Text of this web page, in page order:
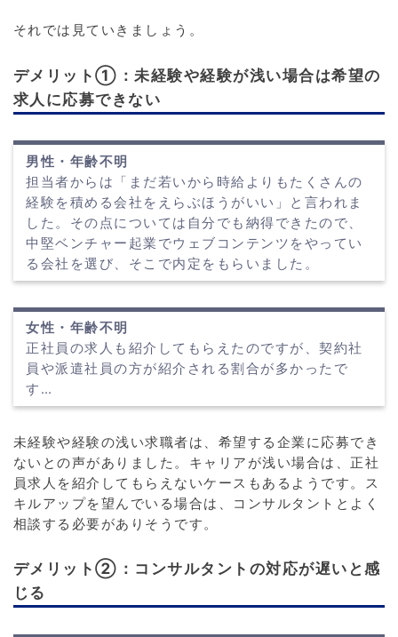
それでは見ていきましょう。
デメリット①：未経験や経験が浅い場合は希望の
求人に応募できない
男性・年齢不明
担当者からは「まだ若いから時給よりもたくさんの
経験を積める会社をえらぶほうがいい」と言われま
した。その点については自分でも納得できたので、
中堅ベンチャー起業でウェブコンテンツをやってい
る会社を選び、そこで内定をもらいました。
女性・年齢不明
正社員の求人も紹介してもらえたのですが、契約社
員や派遣社員の方が紹介される割合が多かったで
す…
未経験や経験の浅い求職者は、希望する企業に応募でき
ないとの声がありました。キャリアが浅い場合は、正社
員求人を紹介してもらえないケースもあるようです。ス
キルアップを望んでいる場合は、コンサルタントとよく
相談する必要がありそうです。
デメリット②：コンサルタントの対応が遅いと感
じる